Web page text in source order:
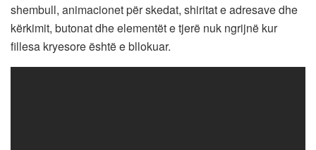
shembull, animacionet për skedat, shiritat e adresave dhe
kërkimit, butonat dhe elementët e tjerë nuk ngrijnë kur
fillesa kryesore është e bllokuar.